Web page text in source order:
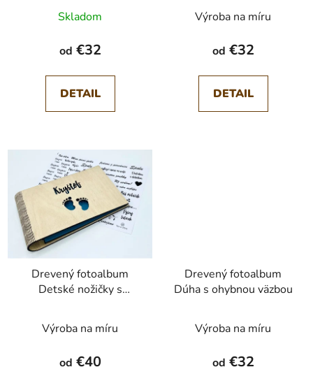
Skladom
od €32
DETAIL
Výroba na míru
od €32
DETAIL
Drevený fotoalbum
Detské nožičky s
väzbou
Výroba na míru
od €40
Drevený fotoalbum
Dúha s ohybnou väzbou
Výroba na míru
od €32